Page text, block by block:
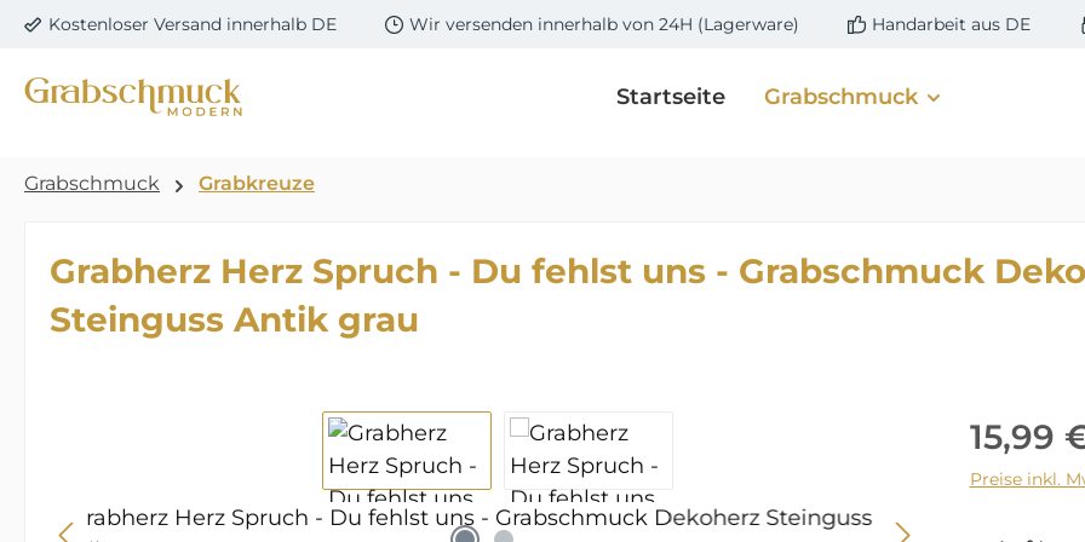
Hauptinhalt springen
Zur Suche springen
Zur Hauptnavigation springen
Kostenloser Versand innerhalb DE Wir versenden innerhalb von 24H (Lagerware) Handarbeit aus DE
Startseite Grabschmuck
Grabschmuck Grabkreuze
Grabherz Herz Spruch - Du fehlst uns - Grabschmuck
Steinguss Antik grau
Bildergalerie überspringen Regulärer
15,99
Preise inkl.